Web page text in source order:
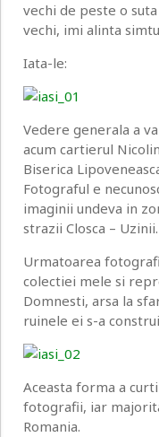
vechi de peste o
vechi, imi alinta
Iata-le:
Vedere generala a
acum cartierul
Biserica
Fotograful e
imaginii undeva in
strazii Closca – Uzinii.
Urmatoarea
colectiei mele si
Domnesti, arsa la
ruinele ei s-a
Aceasta forma a
fotografii, iar
Romania.